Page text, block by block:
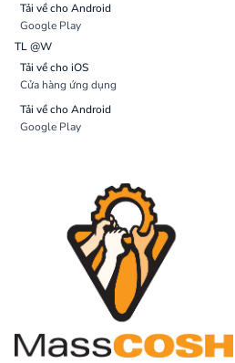
Tải về cho Android
Google Play
TL @W
Tải về cho iOS
Cửa hàng ứng dụng
Tải về cho Android
Google Play